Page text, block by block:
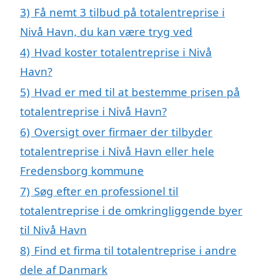
3) Få nemt 3 tilbud på totalentreprise i
Nivå Havn, du kan være tryg ved
4) Hvad koster totalentreprise i Nivå
Havn?
5) Hvad er med til at bestemme prisen på
totalentreprise i Nivå Havn?
6) Oversigt over firmaer der tilbyder
totalentreprise i Nivå Havn eller hele
Fredensborg kommune
7) Søg efter en professionel til
totalentreprise i de omkringliggende byer
til Nivå Havn
8) Find et firma til totalentreprise i andre
dele af Danmark